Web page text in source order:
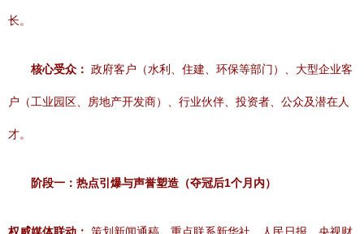
长。
核心受众： 政府客户（水利、住建、环保等部门）、大型企业客
户（工业园区、房地产开发商）、行业伙伴、投资者、公众及潜在人
才。
阶段一：热点引爆与声誉塑造（夺冠后1个月内）